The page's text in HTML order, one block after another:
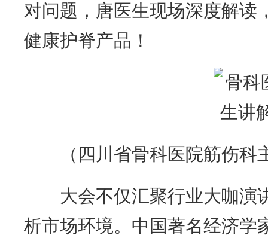
对问题，唐医生现场深度解读
健康护脊产品！
（四川省骨科医院筋伤科
大会不仅汇聚行业大咖演
析市场环境。中国著名经济学